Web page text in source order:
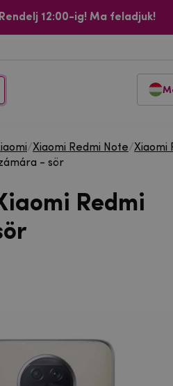
Rendelj 12:00-ig! Ma feladjuk!
/Xiaomi Redmi Note/Xiaomi
- sör
Redmi